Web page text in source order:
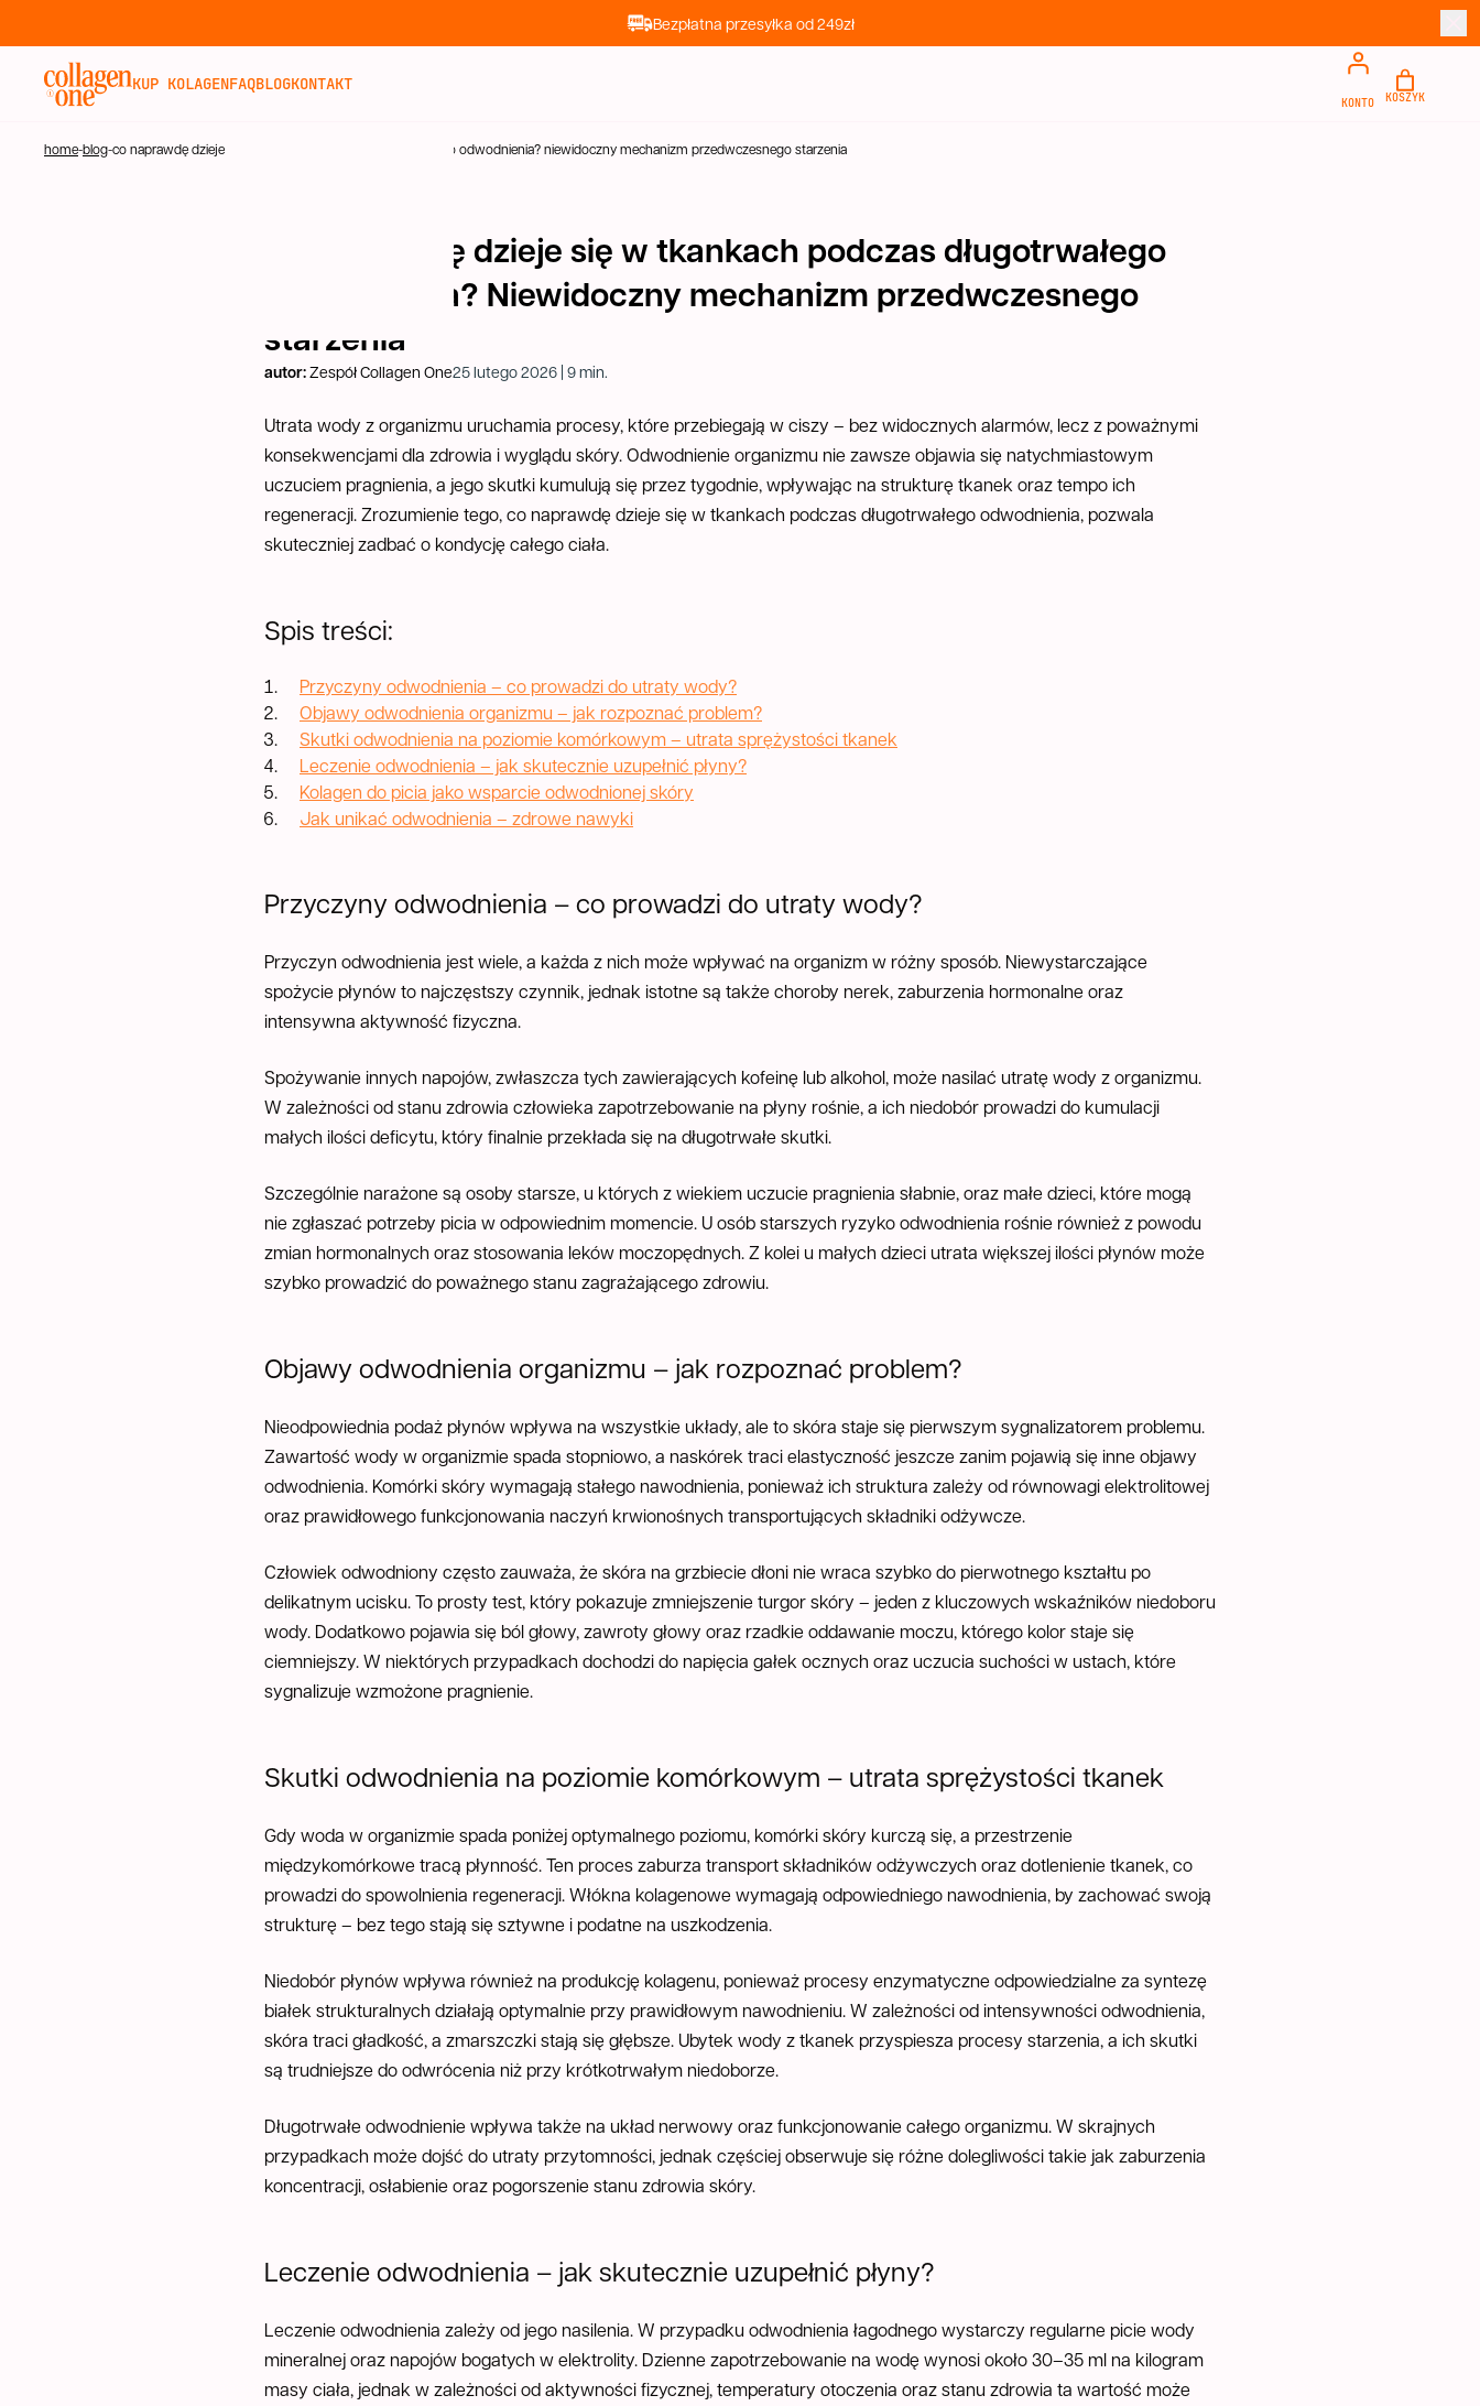
Bezpłatna przesyłka od 249zł
KUP KOLAGENFAQBLOGKONTAKT
home-blog-co naprawdę dzieje się w tkankach podczas długotrwałego odwodnienia? niewidoczny mechanizm przedwczesnego starzenia
Co naprawdę dzieje się w tkankach podczas długotrwałego
odwodnienia? Niewidoczny mechanizm przedwczesnego
starzenia
autor:Zespół Collagen One25 lutego 2026 | 9 min.
Utrata wody z organizmu uruchamia procesy, które przebiegają w ciszy – bez widocznych alarmów, lecz z poważnymi
konsekwencjami dla zdrowia i wyglądu skóry. Odwodnienie organizmu nie zawsze objawia się natychmiastowym
uczuciem pragnienia, a jego skutki kumulują się przez tygodnie, wpływając na strukturę tkanek oraz tempo ich
regeneracji. Zrozumienie tego, co naprawdę dzieje się w tkankach podczas długotrwałego odwodnienia, pozwala
skuteczniej zadbać o kondycję całego ciała.
Spis treści:
Przyczyny odwodnienia – co prowadzi do utraty wody?
Objawy odwodnienia organizmu – jak rozpoznać problem?
Skutki odwodnienia na poziomie komórkowym – utrata sprężystości tkanek
Leczenie odwodnienia – jak skutecznie uzupełnić płyny?
Kolagen do picia jako wsparcie odwodnionej skóry
Jak unikać odwodnienia – zdrowe nawyki
Przyczyny odwodnienia – co prowadzi do utraty wody?
Przyczyn odwodnienia jest wiele, a każda z nich może wpływać na organizm w różny sposób. Niewystarczające
spożycie płynów to najczęstszy czynnik, jednak istotne są także choroby nerek, zaburzenia hormonalne oraz
intensywna aktywność fizyczna.
Spożywanie innych napojów, zwłaszcza tych zawierających kofeinę lub alkohol, może nasilać utratę wody z organizmu.
W zależności od stanu zdrowia człowieka zapotrzebowanie na płyny rośnie, a ich niedobór prowadzi do kumulacji
małych ilości deficytu, który finalnie przekłada się na długotrwałe skutki.
Szczególnie narażone są osoby starsze, u których z wiekiem uczucie pragnienia słabnie, oraz małe dzieci, które mogą
nie zgłaszać potrzeby picia w odpowiednim momencie. U osób starszych ryzyko odwodnienia rośnie również z powodu
zmian hormonalnych oraz stosowania leków moczopędnych. Z kolei u małych dzieci utrata większej ilości płynów może
szybko prowadzić do poważnego stanu zagrażającego zdrowiu.
Objawy odwodnienia organizmu – jak rozpoznać problem?
Nieodpowiednia podaż płynów wpływa na wszystkie układy, ale to skóra staje się pierwszym sygnalizatorem problemu.
Zawartość wody w organizmie spada stopniowo, a naskórek traci elastyczność jeszcze zanim pojawią się inne objawy
odwodnienia. Komórki skóry wymagają stałego nawodnienia, ponieważ ich struktura zależy od równowagi elektrolitowej
oraz prawidłowego funkcjonowania naczyń krwionośnych transportujących składniki odżywcze.
Człowiek odwodniony często zauważa, że skóra na grzbiecie dłoni nie wraca szybko do pierwotnego kształtu po
delikatnym ucisku. To prosty test, który pokazuje zmniejszenie turgor skóry – jeden z kluczowych wskaźników niedoboru
wody. Dodatkowo pojawia się ból głowy, zawroty głowy oraz rzadkie oddawanie moczu, którego kolor staje się
ciemniejszy. W niektórych przypadkach dochodzi do napięcia gałek ocznych oraz uczucia suchości w ustach, które
sygnalizuje wzmożone pragnienie.
Skutki odwodnienia na poziomie komórkowym – utrata sprężystości tkanek
Gdy woda w organizmie spada poniżej optymalnego poziomu, komórki skóry kurczą się, a przestrzenie
międzykomórkowe tracą płynność. Ten proces zaburza transport składników odżywczych oraz dotlenienie tkanek, co
prowadzi do spowolnienia regeneracji. Włókna kolagenowe wymagają odpowiedniego nawodnienia, by zachować swoją
strukturę – bez tego stają się sztywne i podatne na uszkodzenia.
Niedobór płynów wpływa również na produkcję kolagenu, ponieważ procesy enzymatyczne odpowiedzialne za syntezę
białek strukturalnych działają optymalnie przy prawidłowym nawodnieniu. W zależności od intensywności odwodnienia,
skóra traci gładkość, a zmarszczki stają się głębsze. Ubytek wody z tkanek przyspiesza procesy starzenia, a ich skutki
są trudniejsze do odwrócenia niż przy krótkotrwałym niedoborze.
Długotrwałe odwodnienie wpływa także na układ nerwowy oraz funkcjonowanie całego organizmu. W skrajnych
przypadkach może dojść do utraty przytomności, jednak częściej obserwuje się różne dolegliwości takie jak zaburzenia
koncentracji, osłabienie oraz pogorszenie stanu zdrowia skóry.
Leczenie odwodnienia – jak skutecznie uzupełnić płyny?
Leczenie odwodnienia zależy od jego nasilenia. W przypadku odwodnienia łagodnego wystarczy regularne picie wody
mineralnej oraz napojów bogatych w elektrolity. Dzienne zapotrzebowanie na wodę wynosi około 30–35 ml na kilogram
masy ciała, jednak w zależności od aktywności fizycznej, temperatury otoczenia oraz stanu zdrowia ta wartość może